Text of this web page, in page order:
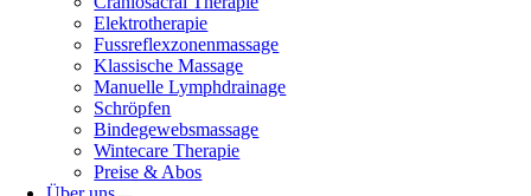
Elektrotherapie
Fussreflexzonenmassage
Klassische Massage
Manuelle Lymphdrainage
Schröpfen
Bindegewebsmassage
Wintecare Therapie
Preise & Abos